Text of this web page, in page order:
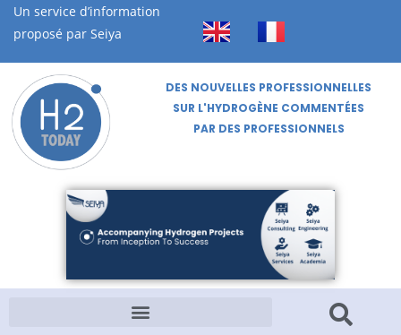
Un service d’information
proposé par Seiya
DES NOUVELLES PROFESSIONNELLES
SUR L'HYDROGÈNE COMMENTÉES
PAR DES PROFESSIONNELS